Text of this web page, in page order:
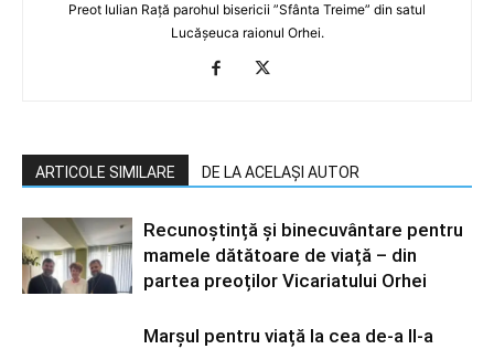
Preot Iulian Rață parohul bisericii ”Sfânta Treime” din satul
Lucășeuca raionul Orhei.
ARTICOLE SIMILARE DE LA ACELAȘI AUTOR
Recunoștință și binecuvântare pentru
mamele dătătoare de viață – din
partea preoților Vicariatului Orhei
Marșul pentru viață la cea de-a II-a